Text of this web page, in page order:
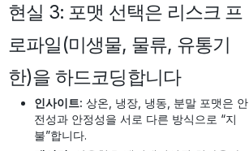
현실 3: 포맷 선택은 리스크 프
로파일(미생물, 물류, 유통기
한)을 하드코딩합니다
인사이트: 상온, 냉장, 냉동, 분말 포맷은 안
전성과 안정성을 서로 다른 방식으로 “지
불”합니다.